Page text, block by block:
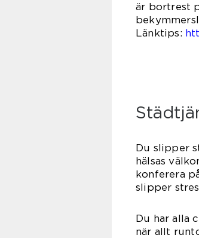
är bortrest
Länktips:
Du slipper
hälsas
konferera
slipper
Du har alla
när allt